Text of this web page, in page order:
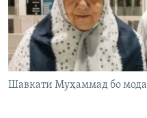
Шавкати Муҳаммад бо